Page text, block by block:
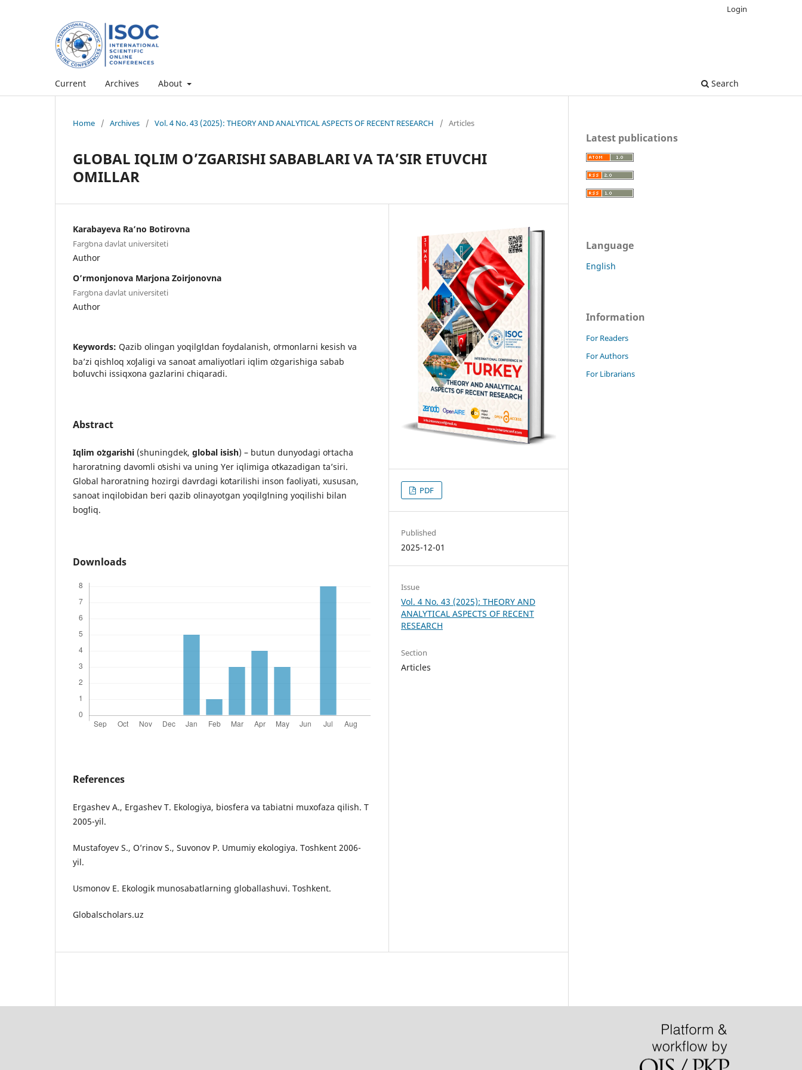
Current Archives About Search
Login
Home / Archives / Vol. 4 No. 43 (2025): THEORY AND ANALYTICAL ASPECTS OF RECENT RESEARCH / Articles
GLOBAL IQLIM O’ZGARISHI SABABLARI VA TA’SIR ETUVCHI
OMILLAR
Karabayeva Ra’no Botirovna
Fargʻona davlat universiteti
Author
O’rmonjonova Marjona Zoirjonovna
Fargʻona davlat universiteti
Author
Keywords: Qazib olingan yoqilgʻidan foydalanish, oʻrmonlarni kesish va
baʼzi qishloq xoʻjaligi va sanoat amaliyotlari iqlim oʻzgarishiga sabab
boʻluvchi issiqxona gazlarini chiqaradi.
Abstract
Iqlim oʻzgarishi (shuningdek, global isish) – butun dunyodagi oʻrtacha
haroratning davomli oʻsishi va uning Yer iqlimiga oʻtkazadigan taʼsiri.
Global haroratning hozirgi davrdagi koʻtarilishi inson faoliyati, xususan,
sanoat inqilobidan beri qazib olinayotgan yoqilgʻining yoqilishi bilan
bogʻliq.
Downloads
References
Ergashev A., Ergashev T. Ekologiya, biosfera va tabiatni muxofaza qilish. T
2005-yil.
Mustafoyev S., O’rinov S., Suvonov P. Umumiy ekologiya. Toshkent 2006-
yil.
Usmonov E. Ekologik munosabatlarning globallashuvi. Toshkent.
Globalscholars.uz
PDF
Published
2025-12-01
Issue
Vol. 4 No. 43 (2025): THEORY AND
ANALYTICAL ASPECTS OF RECENT
RESEARCH
Section
Articles
Latest publications
Language
English
Information
For Readers
For Authors
For Librarians